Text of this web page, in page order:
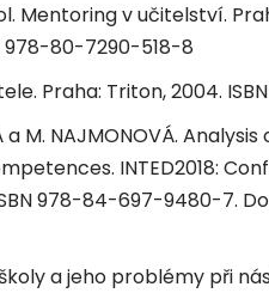
Mentoring v učitelství.
978-80-7290-518-8
Praha: Triton, 2004.
a M. NAJMONOVÁ.
INTED2018:
978-84-697-9480-7.
a jeho problémy při